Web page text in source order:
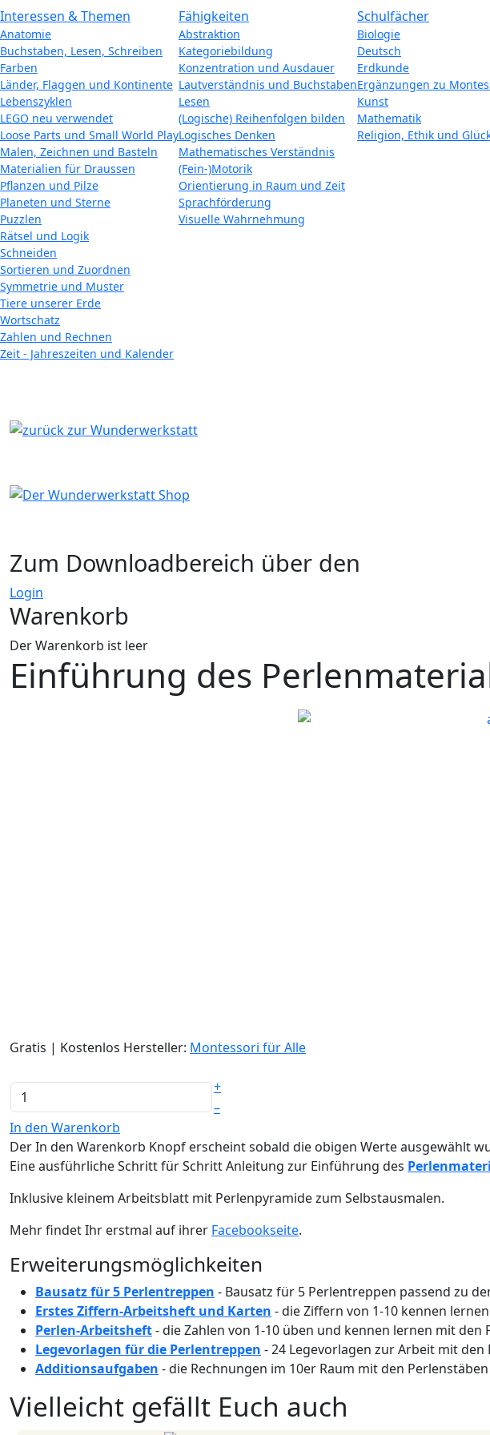
Interessen & Themen
Anatomie
Buchstaben, Lesen, Schreiben
Farben
Länder, Flaggen und Kontinente
Lebenszyklen
LEGO neu verwendet
Loose Parts und Small World Play
Malen, Zeichnen und Basteln
Materialien für Draussen
Pflanzen und Pilze
Planeten und Sterne
Puzzlen
Rätsel und Logik
Schneiden
Sortieren und Zuordnen
Symmetrie und Muster
Tiere unserer Erde
Wortschatz
Zahlen und Rechnen
Zeit - Jahreszeiten und Kalender
Fähigkeiten
Abstraktion
Kategoriebildung
Konzentration und Ausdauer
Lautverständnis und Buchstaben
Lesen
(Logische) Reihenfolgen bilden
Logisches Denken
Mathematisches Verständnis
(Fein-)Motorik
Orientierung in Raum und Zeit
Sprachförderung
Visuelle Wahrnehmung
Schulfächer
Biologie
Deutsch
Erdkunde
Ergänzungen zu
Kunst
Mathematik
Religion, Ethik und
Zum Downloadbereich über den
Login
Warenkorb
Der Warenkorb ist leer
Einführung des
Gratis | Kostenlos Hersteller: Montessori für Alle
+
–
In den Warenkorb
Der In den Warenkorb Knopf erscheint sobald die obigen Werte ausgewählt
Eine ausführliche Schritt für Schritt Anleitung zur Einführung des
Inklusive kleinem Arbeitsblatt mit Perlenpyramide zum Selbstausmalen.
Mehr findet Ihr erstmal auf ihrer Facebookseite.
Erweiterungsmöglichkeiten
Bausatz für 5 Perlentreppen - Bausatz für 5 Perlentreppen passend zu
Erstes Ziffern-Arbeitsheft und Karten - die Ziffern von 1-10 kennen lernen
Perlen-Arbeitsheft- die Zahlen von 1-10 üben und kennen lernen mit den
Legevorlagen für die Perlentreppen - 24 Legevorlagen zur Arbeit mit den
Additionsaufgaben - die Rechnungen im 10er Raum mit den
Vielleicht gefällt Euch auch